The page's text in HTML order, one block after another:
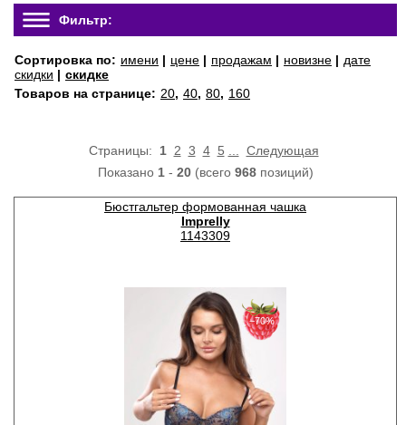
Фильтр:
Сортировка по: имени | цене | продажам | новизне | дате
скидки | скидке
Товаров на странице: 20, 40, 80, 160
Страницы: 1 2 3 4 5
Следующая
Показано 1- 20(всего 968позиций)
Бюстгальтер формованная чашка
Imprelly
1143309
−70%